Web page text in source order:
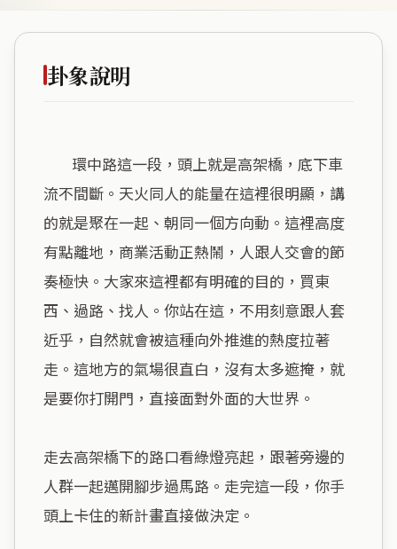
卦象說明
流不間斷。天火同人的能量在這裡很明顯，講
的就是聚在一起、朝同一個方向動。這裡高度
有點離地，商業活動正熱鬧，人跟人交會的節
奏極快。大家來這裡都有明確的目的，買東
西、過路、找人。你站在這，不用刻意跟人套
近乎，自然就會被這種向外推進的熱度拉著
走。這地方的氣場很直白，沒有太多遮掩，就
是要你打開門，直接面對外面的大世界。
走去高架橋下的路口看綠燈亮起，跟著旁邊的
人群一起邁開腳步過馬路。走完這一段，你手
頭上卡住的新計畫直接做決定。